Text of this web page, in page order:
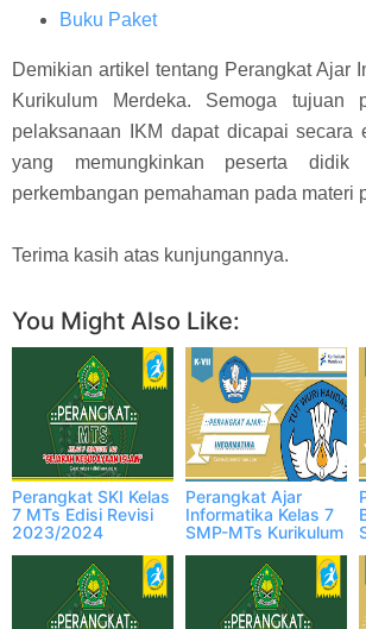
Buku Paket
Demikian artikel tentang Perangkat Ajar
Kurikulum Merdeka. Semoga tujuan
pelaksanaan IKM dapat dicapai secara
yang memungkinkan peserta didik
perkembangan pemahaman pada materi
Terima kasih atas kunjungannya.
You Might Also Like:
Perangkat SKI Kelas
7 MTs Edisi Revisi
2023/2024
Perangkat Ajar
Informatika Kelas 7
SMP-MTs Kurikulum
2024/2025